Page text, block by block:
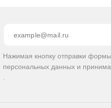
Нажимая кнопку отправки
персональных данных и